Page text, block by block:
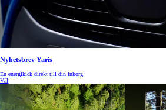
Nyhetsbrev Yaris
En energikick direkt till din inkorg.
Välj